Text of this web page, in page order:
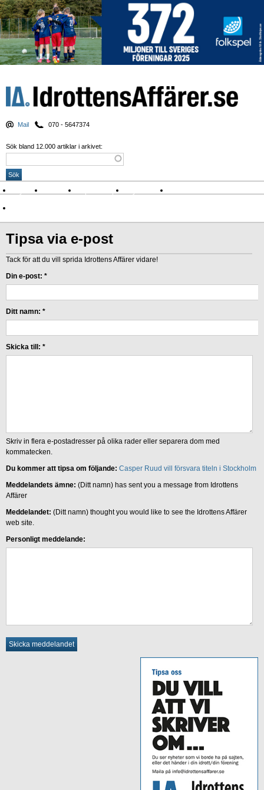
Mail 070 - 5647374
Sök bland 12.000 artiklar i arkivet:
Nyheter Krönikor Sport & spel Nyhetsbrev
Tipsa via e-post
Tack för att du vill sprida Idrottens Affärer vidare!
Din e-post: *
Ditt namn: *
Skicka till: *
Skriv in flera e-postadresser på olika rader eller separera dom med
kommatecken.
Du kommer att tipsa om följande: Casper Ruud vill försvara titeln i Stockholm
Meddelandets ämne: (Ditt namn) has sent you a message from Idrottens
Affärer
Meddelandet: (Ditt namn) thought you would like to see the Idrottens Affärer
web site.
Personligt meddelande: